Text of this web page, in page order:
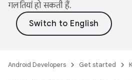
गलतियां हो सकती हैं.
Android Developers Get started